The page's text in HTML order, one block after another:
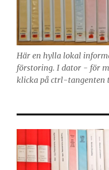
Här en hylla lokal
förstoring. I dator - för
klicka på ctrl-tangenten